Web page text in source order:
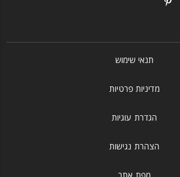
תנאי שימוש
מדיניות פרטיות
הגדרת עוגיות
הצהרת נגישות